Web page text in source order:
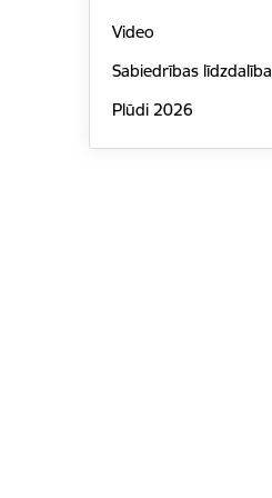
Video
Sabiedrības līdzdalība
Plūdi 2026